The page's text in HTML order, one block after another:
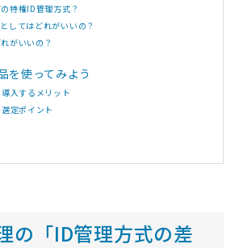
特権ID管理方式？
してはどれがいいの？
がいいの？
を使ってみよう
入するメリット
定ポイント
の「ID管理方式の差